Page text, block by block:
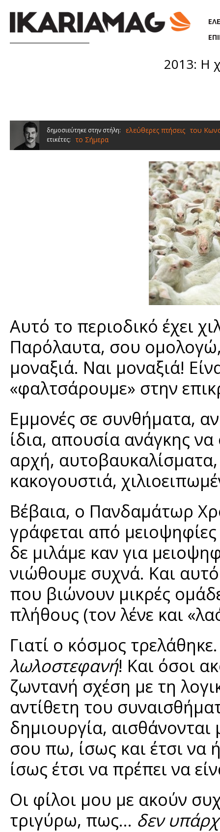
2013: Η
δημοσιεύτηκε στην στήλη: ελεύθερες πτήσεις του
ετικέτες: το Σήμερα
Αυτό το περιοδικό έχει
Παρόλαυτα, σου
μοναξιά. Ναι μοναξιά!
«φαλτσάρουμε» στην
Εμμονές σε συνθήματα,
ίδια, απουσία ανάγκης
αρχή,
κακογουστιά,
Βέβαια, ο Πανδαμάτωρ
γράφεται από
δε μιλάμε καν για
νιώθουμε συχνά. Και
που βιώνουν μικρές
πλήθους (τον λένε και
Γιατί ο κόσμος τρελάθηκε.
λωλοστεφανή! Και όσοι
ζωντανή σχέση με τη
αντίθετη του
δημιουργία, αισθάνονται
σου πω, ίσως και έτσι
ίσως έτσι να πρέπει να
Οι φίλοι μου με ακούν
τριγύρω, πως… δεν